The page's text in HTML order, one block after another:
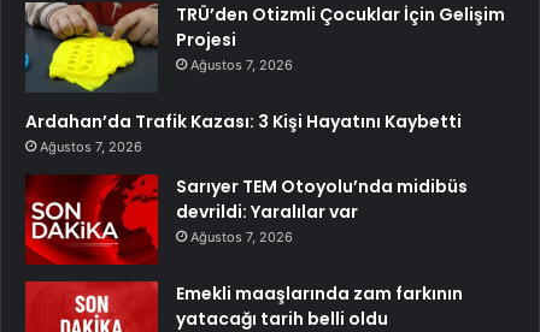
TRÜ’den Otizmli Çocuklar İçin Gelişim
Projesi
Ağustos 7, 2026
Ardahan’da Trafik Kazası: 3 Kişi Hayatını Kaybetti
Ağustos 7, 2026
Sarıyer TEM Otoyolu’nda midibüs
devrildi: Yaralılar var
Ağustos 7, 2026
Emekli maaşlarında zam farkının
yatacağı tarih belli oldu